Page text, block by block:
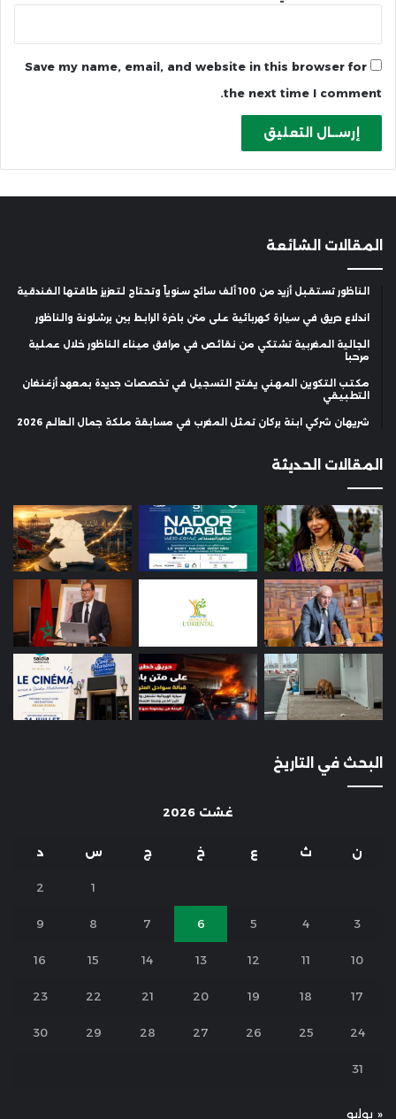
Save my name, email, and website in this browser for
the next time I comment.
المقالات الشائعة
الناظور تستقبل أزيد من 100 ألف سائح سنوياً وتحتاج لتعزيز طاقتها الفندقية
اندلاع حريق في سيارة كهربائية على متن باخرة الرابط بين برشلونة والناظور
الجالية المغربية تشتكي من نقائص في مرافق ميناء الناظور خلال عملية
مرحبا
مكتب التكوين المهني يفتح التسجيل في تخصصات جديدة بمعهد أزغنغان
التطبيقي
شريهان شركي ابنة بركان تمثل المغرب في مسابقة ملكة جمال العالم 2026
المقالات الحديثة
البحث في التاريخ
غشت 2026
ن ث ع خ ج س د
1
2
3
4
5
6
7
8
9
10
11
12
13
14
15
16
17
18
19
20
21
22
23
24
25
26
27
28
29
30
31
« يوليو